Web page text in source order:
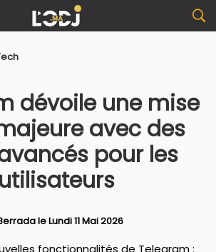
dévoile une mise
avec des
pour les
utilisateurs
le Lundi 11 Mai 2026
fonctionnalités de Telegram :